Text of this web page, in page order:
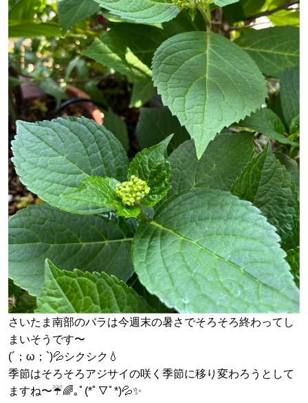
さいたま南部のバラは今週末の暑さでそろそろ終わってし
まいそうです〜
(´；ω；`)💦シクシク💧
季節はそろそろアジサイの咲く季節に移り変わろうとして
ますね〜☔️🌈｡ﾟ(*ﾟ▽ﾟ*)💦✨